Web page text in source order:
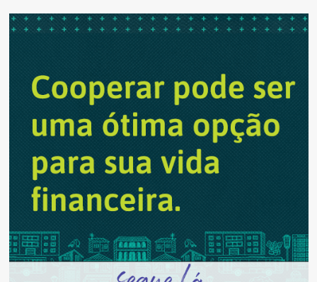
Carro
próprio
bens
mais
financiados